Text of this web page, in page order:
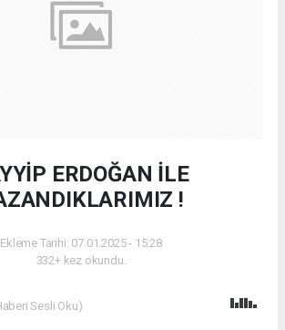
ERDOĞAN İLE
!
Ekleme Tarihi: 07.01.2025 - 15:28
332+ kez okundu.
Sesli Oku)